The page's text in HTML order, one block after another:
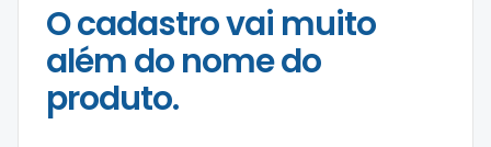
O cadastro vai muito
além do nome do
produto.